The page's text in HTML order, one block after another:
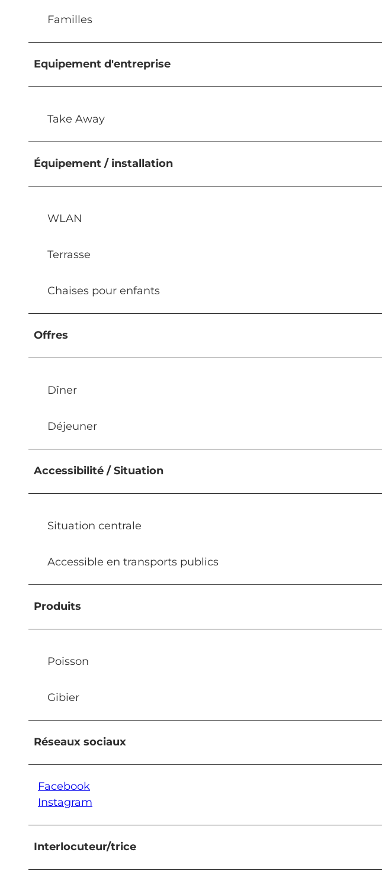
Familles
Equipement d'entreprise
Take Away
Équipement / installation
WLAN
Terrasse
Chaises pour enfants
Offres
Dîner
Déjeuner
Accessibilité / Situation
Situation centrale
Accessible en transports publics
Produits
Poisson
Gibier
Réseaux sociaux
Facebook
Instagram
Interlocuteur/trice